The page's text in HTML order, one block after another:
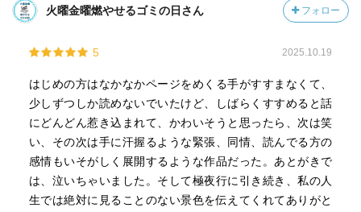
火曜金曜燃やせるゴミの日さん フォロー
5 2025.10.19
はじめの方はなかなかページをめくる手がすすまなくて、
少しずつしか読めないでいたけど、しばらくすすめると話
にどんどん惹き込まれて、かわいそうと思ったら、次は笑
い、その次は手に汗握るような緊張、同情、読んでる方の
感情もいそがしく展開するような作品だった。あとがきで
は、泣いちゃいました。そして極夜行に引き続き、私の人
生では絶対に見ることのない景色を伝えてくれてありがと